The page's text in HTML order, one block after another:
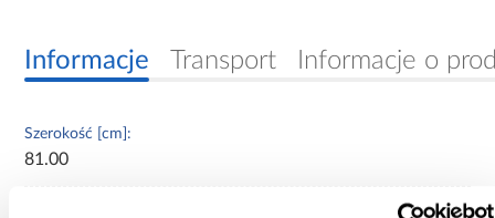
Informacje Transport Informacje o
Szerokość [cm]:
81.00